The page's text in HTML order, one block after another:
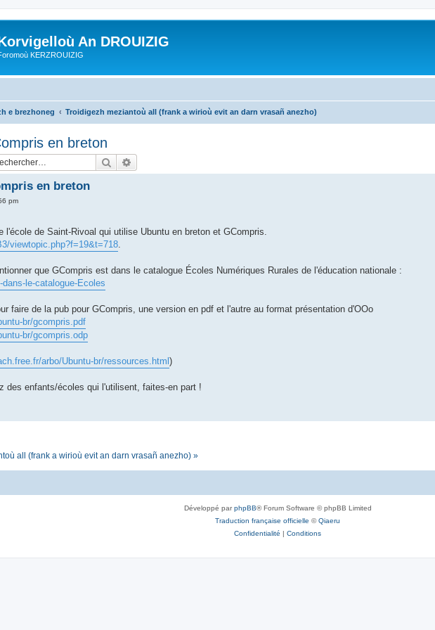
An DROUIZIG
KERZROUIZIG
e brezhoneg Troidigezh meziantoù all (frank a wirioù evit an darn vrasañ anezho)
en breton
Rechercher
en breton
pm
de Saint-Rivoal qui utilise Ubuntu en breton et GCompris.
viewtopic.php?f=19&t=718
que GCompris est dans le catalogue Écoles Numériques Rurales de l'éducation nationale :
le-catalogue-Ecoles
faire de la pub pour GCompris, une version en pdf et l'autre au format présentation d'OOo
br/gcompris.pdf
br/gcompris.odp
arbo/Ubuntu-br/ressources.html)
des enfants/écoles qui l'utilisent, faites-en part !
all (frank a wirioù evit an darn vrasañ anezho) »
Développé parphpBB® Forum Software © phpBB Limited
Traduction française officielle ©Qiaeru
Confidentialité | Conditions